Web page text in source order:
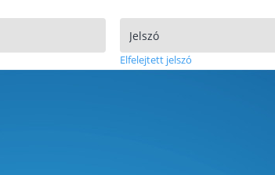
Elfelejtett jelszó